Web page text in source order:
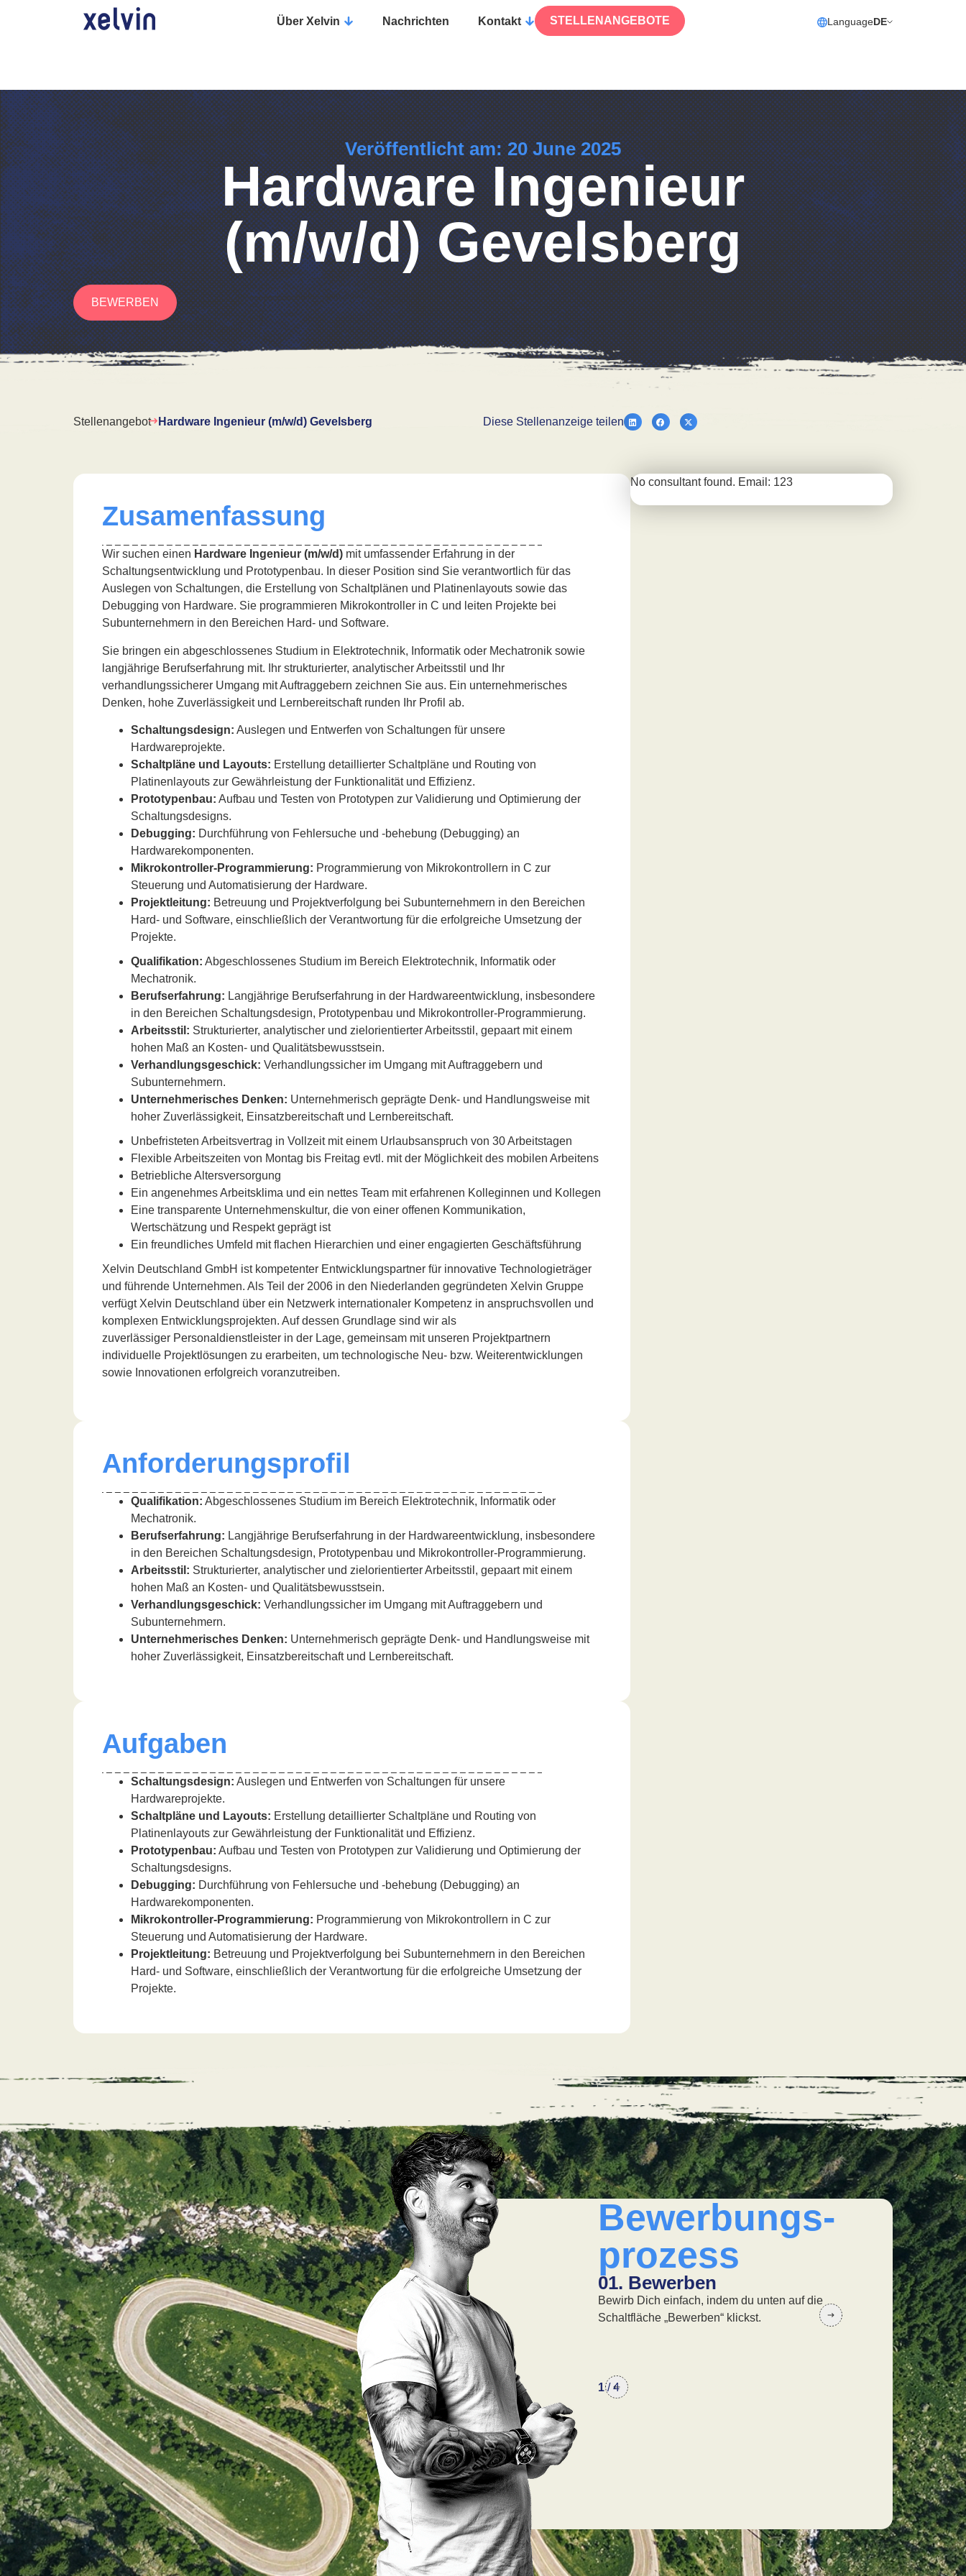
LanguageDE
Über Xelvin Nachrichten Kontakt STELLENANGEBOTE
Veröffentlicht am: 20 June 2025
Hardware Ingenieur
(m/w/d) Gevelsberg
BEWERBEN
Stellenangebot Hardware Ingenieur (m/w/d) Gevelsberg Diese Stellenanzeige teilen
Zusamenfassung
Wir suchen einen Hardware Ingenieur (m/w/d) mit umfassender Erfahrung in der
Schaltungsentwicklung und Prototypenbau. In dieser Position sind Sie verantwortlich für das
Auslegen von Schaltungen, die Erstellung von Schaltplänen und Platinenlayouts sowie das
Debugging von Hardware. Sie programmieren Mikrokontroller in C und leiten Projekte bei
Subunternehmern in den Bereichen Hard- und Software.
Sie bringen ein abgeschlossenes Studium in Elektrotechnik, Informatik oder Mechatronik sowie
langjährige Berufserfahrung mit. Ihr strukturierter, analytischer Arbeitsstil und Ihr
verhandlungssicherer Umgang mit Auftraggebern zeichnen Sie aus. Ein unternehmerisches
Denken, hohe Zuverlässigkeit und Lernbereitschaft runden Ihr Profil ab.
Schaltungsdesign: Auslegen und Entwerfen von Schaltungen für unsere
Hardwareprojekte.
Schaltpläne und Layouts: Erstellung detaillierter Schaltpläne und Routing von
Platinenlayouts zur Gewährleistung der Funktionalität und Effizienz.
Prototypenbau: Aufbau und Testen von Prototypen zur Validierung und Optimierung der
Schaltungsdesigns.
Debugging: Durchführung von Fehlersuche und -behebung (Debugging) an
Hardwarekomponenten.
Mikrokontroller-Programmierung: Programmierung von Mikrokontrollern in C zur
Steuerung und Automatisierung der Hardware.
Projektleitung: Betreuung und Projektverfolgung bei Subunternehmern in den Bereichen
Hard- und Software, einschließlich der Verantwortung für die erfolgreiche Umsetzung der
Projekte.
Qualifikation: Abgeschlossenes Studium im Bereich Elektrotechnik, Informatik oder
Mechatronik.
Berufserfahrung: Langjährige Berufserfahrung in der Hardwareentwicklung, insbesondere
in den Bereichen Schaltungsdesign, Prototypenbau und Mikrokontroller-Programmierung.
Arbeitsstil: Strukturierter, analytischer und zielorientierter Arbeitsstil, gepaart mit einem
hohen Maß an Kosten- und Qualitätsbewusstsein.
Verhandlungsgeschick: Verhandlungssicher im Umgang mit Auftraggebern und
Subunternehmern.
Unternehmerisches Denken: Unternehmerisch geprägte Denk- und Handlungsweise mit
hoher Zuverlässigkeit, Einsatzbereitschaft und Lernbereitschaft.
Unbefristeten Arbeitsvertrag in Vollzeit mit einem Urlaubsanspruch von 30 Arbeitstagen
Flexible Arbeitszeiten von Montag bis Freitag evtl. mit der Möglichkeit des mobilen Arbeitens
Betriebliche Altersversorgung
Ein angenehmes Arbeitsklima und ein nettes Team mit erfahrenen Kolleginnen und Kollegen
Eine transparente Unternehmenskultur, die von einer offenen Kommunikation,
Wertschätzung und Respekt geprägt ist
Ein freundliches Umfeld mit flachen Hierarchien und einer engagierten Geschäftsführung
Xelvin Deutschland GmbH ist kompetenter Entwicklungspartner für innovative Technologieträger
und führende Unternehmen. Als Teil der 2006 in den Niederlanden gegründeten Xelvin Gruppe
verfügt Xelvin Deutschland über ein Netzwerk internationaler Kompetenz in anspruchsvollen und
komplexen Entwicklungsprojekten. Auf dessen Grundlage sind wir als
zuverlässiger Personaldienstleister in der Lage, gemeinsam mit unseren Projektpartnern
individuelle Projektlösungen zu erarbeiten, um technologische Neu- bzw. Weiterentwicklungen
sowie Innovationen erfolgreich voranzutreiben.
Anforderungsprofil
Qualifikation: Abgeschlossenes Studium im Bereich Elektrotechnik, Informatik oder
Mechatronik.
Berufserfahrung: Langjährige Berufserfahrung in der Hardwareentwicklung, insbesondere
in den Bereichen Schaltungsdesign, Prototypenbau und Mikrokontroller-Programmierung.
Arbeitsstil: Strukturierter, analytischer und zielorientierter Arbeitsstil, gepaart mit einem
hohen Maß an Kosten- und Qualitätsbewusstsein.
Verhandlungsgeschick: Verhandlungssicher im Umgang mit Auftraggebern und
Subunternehmern.
Unternehmerisches Denken: Unternehmerisch geprägte Denk- und Handlungsweise mit
hoher Zuverlässigkeit, Einsatzbereitschaft und Lernbereitschaft.
Aufgaben
Schaltungsdesign: Auslegen und Entwerfen von Schaltungen für unsere
Hardwareprojekte.
Schaltpläne und Layouts: Erstellung detaillierter Schaltpläne und Routing von
Platinenlayouts zur Gewährleistung der Funktionalität und Effizienz.
Prototypenbau: Aufbau und Testen von Prototypen zur Validierung und Optimierung der
Schaltungsdesigns.
Debugging: Durchführung von Fehlersuche und -behebung (Debugging) an
Hardwarekomponenten.
Mikrokontroller-Programmierung: Programmierung von Mikrokontrollern in C zur
Steuerung und Automatisierung der Hardware.
Projektleitung: Betreuung und Projektverfolgung bei Subunternehmern in den Bereichen
Hard- und Software, einschließlich der Verantwortung für die erfolgreiche Umsetzung der
Projekte.
No consultant found. Email: 123
Bewerbungs-
prozess
04. Angebot
Wenn es passt, machen wir dir ein Angebot!
01. Bewerben
Bewirb Dich einfach, indem du unten auf die
Schaltfläche „Bewerben“ klickst.
02.
In einem offenen
lernen wir uns
1/4